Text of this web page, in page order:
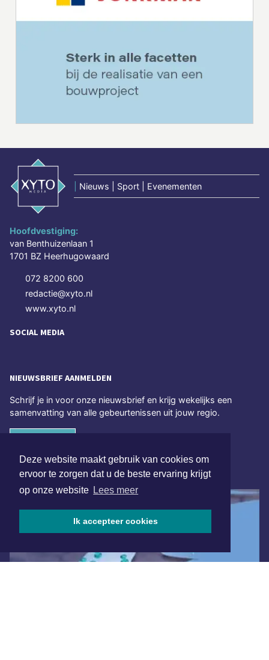
Deze website maakt gebruik van cookies om
ervoor te zorgen dat u de beste ervaring krijgt
op onze website Lees meer
Ik accepteer cookies
Nieuws | Sport | Evenementen
Hoofdvestiging:
van Benthuizenlaan 1
1701 BZ Heerhugowaard
072 8200 600
redactie@xyto.nl
www.xyto.nl
SOCIAL MEDIA
NIEUWSBRIEF AANMELDEN
Schrijf je in voor onze nieuwsbrief en krijg wekelijks een
samenvatting van alle gebeurtenissen uit jouw regio.
ONLINE DAGBLADEN